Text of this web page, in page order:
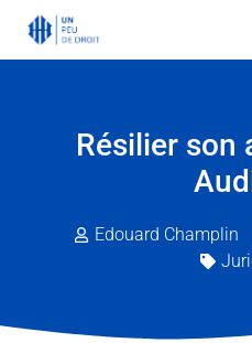
Résilier son
Edouard Champlin